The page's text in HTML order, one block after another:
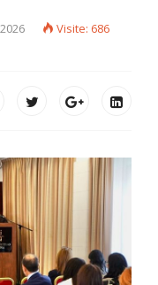
Visite: 686